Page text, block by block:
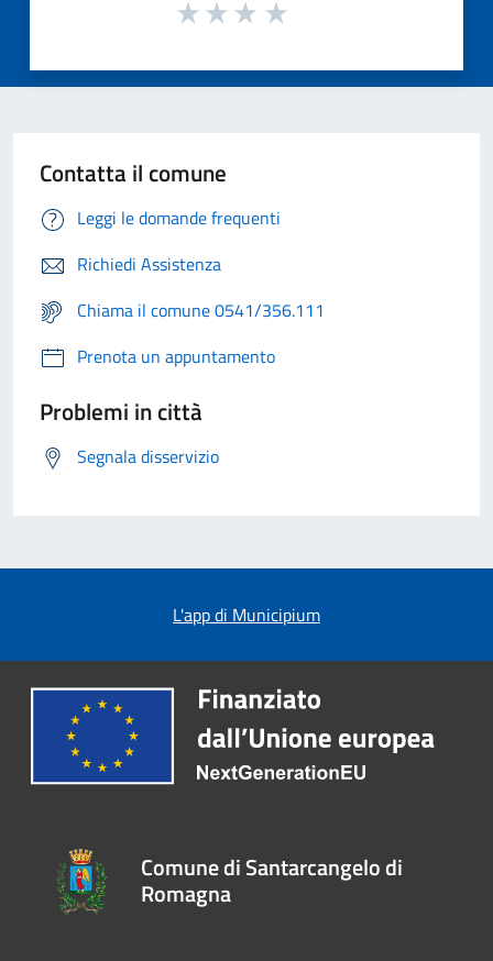
Contatta il comune
Leggi le domande frequenti
Richiedi Assistenza
Chiama il comune 0541/356.111
Prenota un appuntamento
Problemi in città
Segnala disservizio
L'app di Municipium
Comune di Santarcangelo di
Romagna